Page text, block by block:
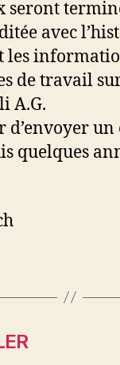
seront
avec
les
de travail
A.G.
quelques